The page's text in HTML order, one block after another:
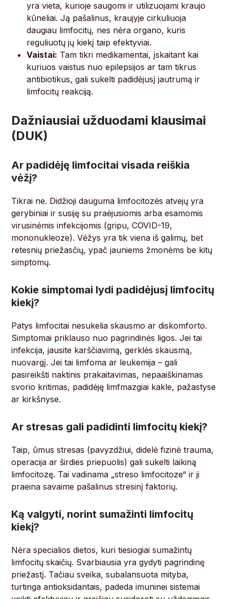
yra vieta, kurioje saugomi ir utilizuojami kraujo
kūneliai. Ją pašalinus, kraujyje cirkuliuoja
daugiau limfocitų, nes nėra organo, kuris
reguliuotų jų kiekį taip efektyviai.
Vaistai: Tam tikri medikamentai, įskaitant kai
kuriuos vaistus nuo epilepsijos ar tam tikrus
antibiotikus, gali sukelti padidėjusį jautrumą ir
limfocitų reakciją.
Dažniausiai užduodami klausimai
(DUK)
Ar padidėję limfocitai visada reiškia
vėžį?
Tikrai ne. Didžioji dauguma limfocitozės atvejų yra
gerybiniai ir susiję su praėjusiomis arba esamomis
virusinėmis infekcijomis (gripu, COVID-19,
mononukleoze). Vėžys yra tik viena iš galimų, bet
retesnių priežasčių, ypač jauniems žmonėms be kitų
simptomų.
Kokie simptomai lydi padidėjusį limfocitų
kiekį?
Patys limfocitai nesukelia skausmo ar diskomforto.
Simptomai priklauso nuo pagrindinės ligos. Jei tai
infekcija, jausite karščiavimą, gerklės skausmą,
nuovargį. Jei tai limfoma ar leukemija – gali
pasireikšti naktinis prakaitavimas, nepaaiškinamas
svorio kritimas, padidėję limfmazgiai kakle, pažastyse
ar kirkšnyse.
Ar stresas gali padidinti limfocitų kiekį?
Taip, ūmus stresas (pavyzdžiui, didelė fizinė trauma,
operacija ar širdies priepuolis) gali sukelti laikiną
limfocitozę. Tai vadinama „streso limfocitoze“ ir ji
praeina savaime pašalinus stresinį faktorių.
Ką valgyti, norint sumažinti limfocitų
kiekį?
Nėra specialios dietos, kuri tiesiogiai sumažintų
limfocitų skaičių. Svarbiausia yra gydyti pagrindinę
priežastį. Tačiau sveika, subalansuota mityba,
turtinga antioksidantais, padeda imuninei sistemai